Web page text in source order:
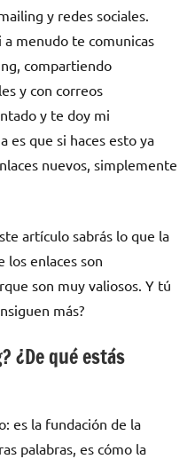
y redes sociales.
a menudo te comunicas
compartiendo
y con correos
y te doy mi
es que si haces esto ya
nuevos, simplemente
artículo sabrás lo que la
los enlaces son
son muy valiosos. Y tú
más?
¿De qué estás
es la fundación de la
palabras, es cómo la